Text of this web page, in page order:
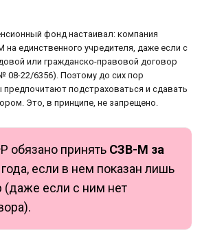
фонд настаивал: компания
на единственного учредителя, даже если с
или гражданско-правовой договор
08-22/6356). Поэтому до сих пор
предпочитают подстраховаться и сдавать
Это, в принципе, не запрещено.
обязано принять СЗВ-М за
года, если в нем показан лишь
(даже если с ним нет